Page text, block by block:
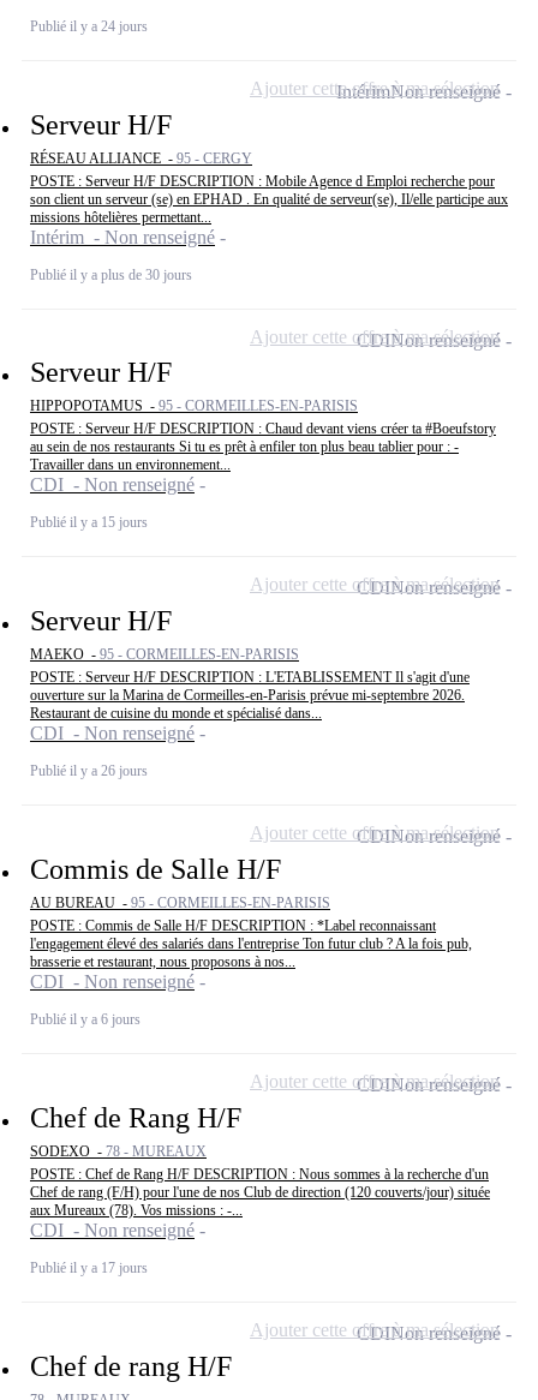
Publié il y a 24 jours
Serveur H/F
RÉSEAU ALLIANCE - 95 - CERGY
POSTE : Serveur H/F DESCRIPTION : Mobile Agence d Emploi recherche pour
son client un serveur (se) en EPHAD . En qualité de serveur(se), Il/elle participe aux
missions hôtelières permettant...
Intérim - Non renseigné
Publié il y a plus de 30 jours
IntérimNon renseigné
Ajouter cette offre à ma sélection
Serveur H/F
HIPPOPOTAMUS - 95 - CORMEILLES-EN-PARISIS
POSTE : Serveur H/F DESCRIPTION : Chaud devant viens créer ta #Boeufstory
au sein de nos restaurants Si tu es prêt à enfiler ton plus beau tablier pour : -
Travailler dans un environnement...
CDI - Non renseigné
Publié il y a 15 jours
CDINon renseigné
Ajouter cette offre à ma sélection
Serveur H/F
MAEKO - 95 - CORMEILLES-EN-PARISIS
POSTE : Serveur H/F DESCRIPTION : L'ETABLISSEMENT Il s'agit d'une
ouverture sur la Marina de Cormeilles-en-Parisis prévue mi-septembre 2026.
Restaurant de cuisine du monde et spécialisé dans...
CDI - Non renseigné
Publié il y a 26 jours
CDINon renseigné
Ajouter cette offre à ma sélection
Commis de Salle H/F
AU BUREAU - 95 - CORMEILLES-EN-PARISIS
POSTE : Commis de Salle H/F DESCRIPTION : *Label reconnaissant
l'engagement élevé des salariés dans l'entreprise Ton futur club ? A la fois pub,
brasserie et restaurant, nous proposons à nos...
CDI - Non renseigné
Publié il y a 6 jours
CDINon renseigné
Ajouter cette offre à ma sélection
Chef de Rang H/F
SODEXO - 78 - MUREAUX
POSTE : Chef de Rang H/F DESCRIPTION : Nous sommes à la recherche d'un
Chef de rang (F/H) pour l'une de nos Club de direction (120 couverts/jour) située
aux Mureaux (78). Vos missions : -...
CDI - Non renseigné
Publié il y a 17 jours
CDINon renseigné
Ajouter cette offre à ma sélection
Chef de rang H/F
CDINon renseigné
Ajouter cette offre à ma sélection